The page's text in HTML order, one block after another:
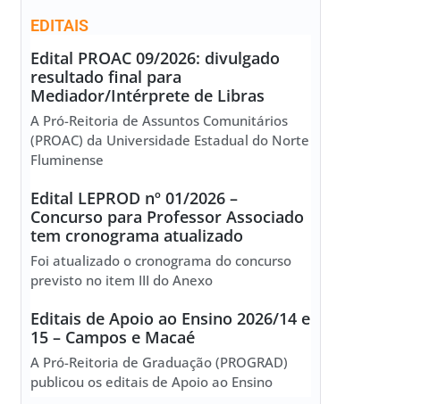
EDITAIS
Edital PROAC 09/2026: divulgado
resultado final para
Mediador/Intérprete de Libras
A Pró-Reitoria de Assuntos Comunitários
(PROAC) da Universidade Estadual do Norte
Fluminense
Edital LEPROD nº 01/2026 –
Concurso para Professor Associado
tem cronograma atualizado
Foi atualizado o cronograma do concurso
previsto no item III do Anexo
Editais de Apoio ao Ensino 2026/14 e
15 – Campos e Macaé
A Pró-Reitoria de Graduação (PROGRAD)
publicou os editais de Apoio ao Ensino